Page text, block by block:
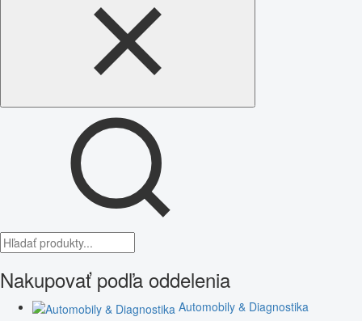
Nakupovať podľa oddelenia
Automobily & Diagnostika